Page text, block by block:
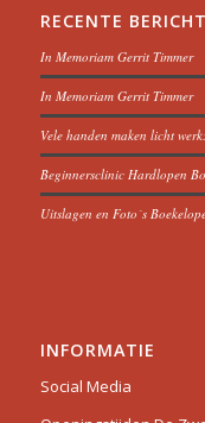
RECENTE
In Memoriam Gerrit Timmer
In Memoriam Gerrit Timmer
Vele handen maken licht
Beginnersclinic Hardlopen
Uitslagen en Foto´s
INFORMATIE
Social Media